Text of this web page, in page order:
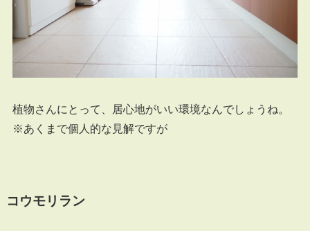
植物さんにとって、居心地がいい環境なんでしょうね。
※あくまで個人的な見解ですが
コウモリラン